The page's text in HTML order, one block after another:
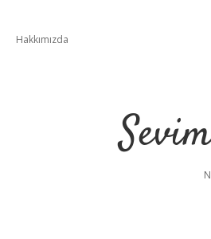
Hakkımızda